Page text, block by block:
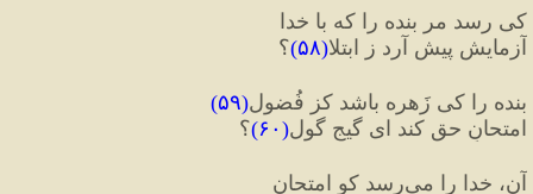
کی رسد مر بنده را که با خدا
آزمایش پیش آرد ز ابتلا(۵۸)؟
بنده را کی زَهره باشد کز فُضول(۵۹)
امتحانِ حق کند ای گیجِ گول( ۶۰)؟
آن، خدا را می‌رسد کو امتحان